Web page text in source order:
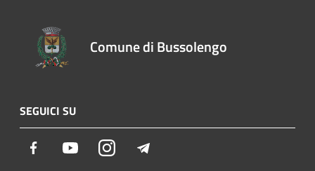
Comune di Bussolengo
SEGUICI SU
Facebook YoutubeInstagram